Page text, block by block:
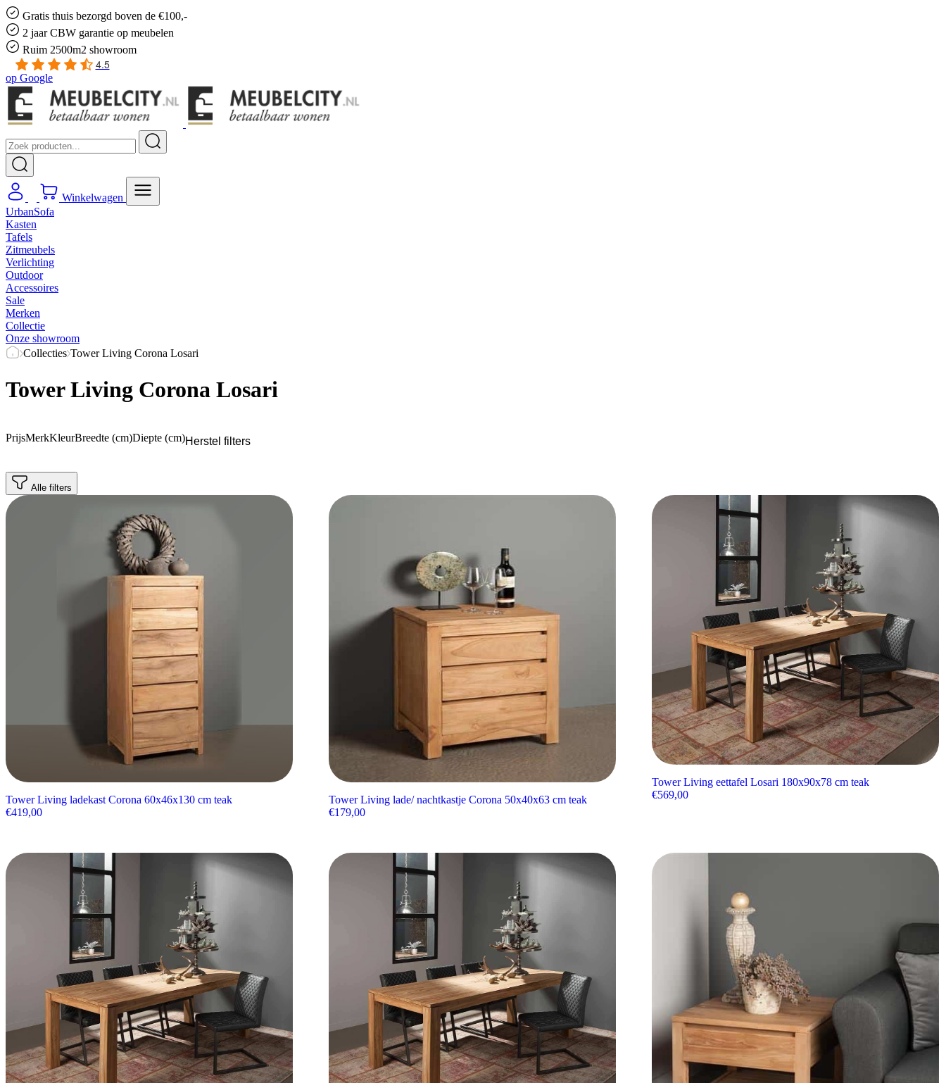
Gratis thuis bezorgd boven de €100,-
2 jaar CBW garantie op meubelen
Ruim 2500m2 showroom
4.5
op Google
Winkelwagen
UrbanSofa
Kasten
Tafels
Zitmeubels
Verlichting
Outdoor
Accessoires
Sale
Merken
Collectie
Onze showroom
Collecties Tower Living Corona Losari
Tower Living Corona Losari
PrijsMerkKleurBreedte (cm)Diepte (cm)Herstel filters
Alle filters
Tower Living ladekast Corona 60x46x130 cm teak
€419,00
Tower Living lade/ nachtkastje Corona 50x40x63 cm teak
€179,00
Tower Living eettafel Losari 180x90x78 cm teak
€569,00